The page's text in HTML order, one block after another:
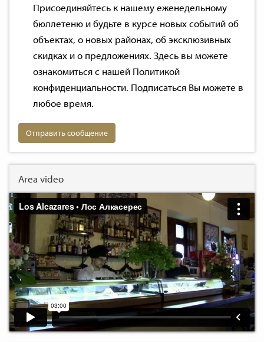
Присоединяйтесь к нашему еженедельному
бюллетеню и будьте в курсе новых событий об
объектах, о новых районах, об эксклюзивных
скидках и о предложениях. Здесь вы можете
ознакомиться с нашей Политикой
конфиденциальности. Подписаться Вы можете в
любое время.
Отправить сообщение
Area video